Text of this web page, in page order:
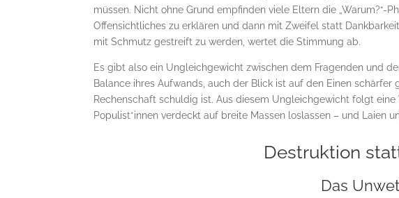
müssen. Nicht ohne Grund empfinden viele Eltern die „Warum?“-
Offensichtliches zu erklären und dann mit Zweifel statt
mit Schmutz gestreift zu werden, wertet die Stimmung ab.
Es gibt also ein Ungleichgewicht zwischen dem Fragenden und
Balance ihres Aufwands, auch der Blick ist auf den Einen
Rechenschaft schuldig ist. Aus diesem Ungleichgewicht folgt
Populist*innen verdeckt auf breite Massen loslassen – und Laien
Destruktion
Das